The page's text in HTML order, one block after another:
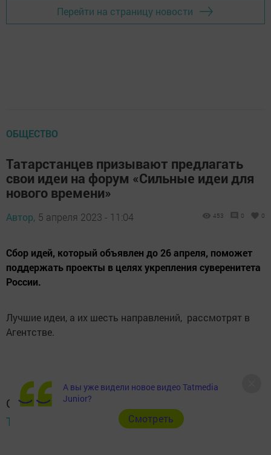
Перейти на страницу новости
ОБЩЕСТВО
Татарстанцев призывают предлагать
свои идеи на форум «Сильные идеи для
нового времени»
Автор, 5 апреля 2023 - 11:04 453 0 0
Сбор идей, который объявлен до 26 апреля, поможет
поддержать проекты в целях укрепления суверенитета
России.
Лучшие идеи, а их шесть направлений, рассмотрят в
Агентстве.
Следите за самым важным и интересным в
Telegram-канале
Татмедиа
А вы уже видели новое видео Tatmedia
Junior?
Cмотреть